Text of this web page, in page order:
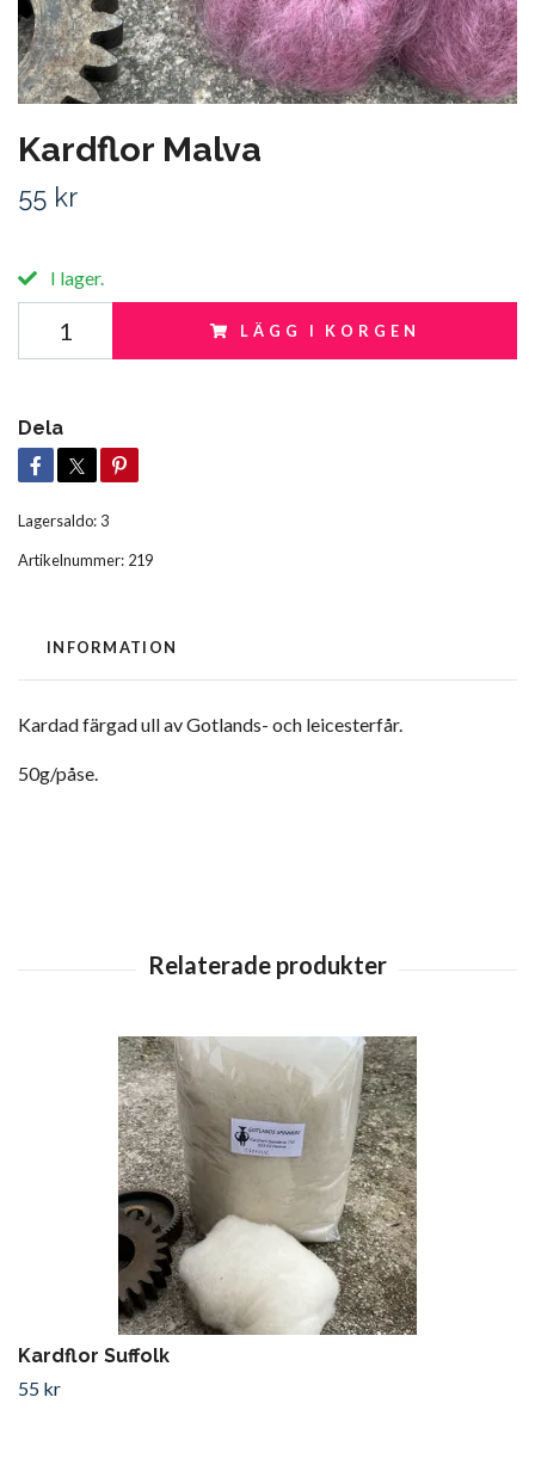
Kardflor Malva
55 kr
I lager.
LÄGG I KORGEN
Dela
Lagersaldo: 3
Artikelnummer: 219
INFORMATION
Kardad färgad ull av Gotlands- och leicesterfår.
50g/påse.
Kardflor Suffolk
55 kr